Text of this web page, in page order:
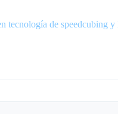
tecnología de speedcubing